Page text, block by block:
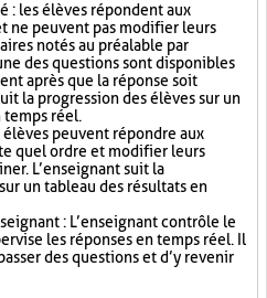
: les élèves répondent aux
ne peuvent pas modifier leurs
notés au préalable par
des questions sont disponibles
après que la réponse soit
la progression des élèves sur un
temps réel.
peuvent répondre aux
quel ordre et modifier leurs
L’enseignant suit la
un tableau des résultats en
: L’enseignant contrôle le
les réponses en temps réel. Il
des questions et d’y revenir